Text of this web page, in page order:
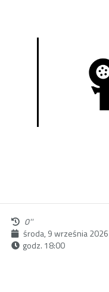
0''
środa, 9 września 2026
godz. 18:00